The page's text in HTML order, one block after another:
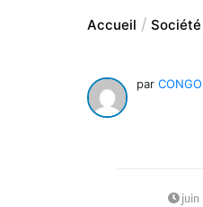
Accueil Société
par
juin